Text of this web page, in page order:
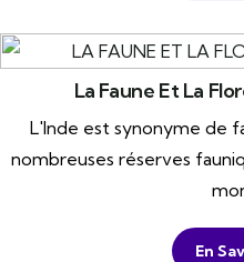
La Faune Et La
L'Inde est synonyme de
nombreuses réserves
En